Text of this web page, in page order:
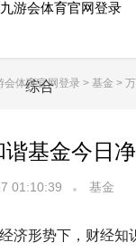
游会体育官网登录
综合
会体育官网登录 > 基金 >
谐基金今日
01:10:39 基金
济形势下，财经知